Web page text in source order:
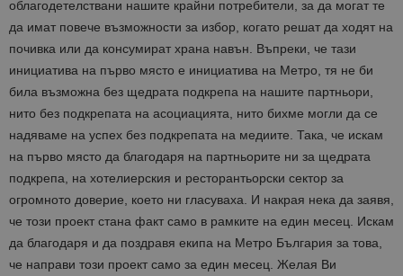
облагодетелствани нашите крайни потребители, за да могат те
да имат повече възможности за избор, когато решат да ходят на
почивка или да консумират храна навън. Въпреки, че тази
инициатива на първо място е инициатива на Метро, тя не би
била възможна без щедрата подкрепа на нашите партньори,
нито без подкрепата на асоциацията, нито бихме могли да се
надяваме на успех без подкрепата на медиите. Така, че искам
на първо място да благодаря на партньорите ни за щедрата
подкрепа, на хотелиерския и ресторантьорски сектор за
огромното доверие, което ни гласуваха. И накрая нека да заявя,
че този проект стана факт само в рамките на един месец. Искам
да благодаря и да поздравя екипа на Метро България за това,
че направи този проект само за един месец. Желая Ви